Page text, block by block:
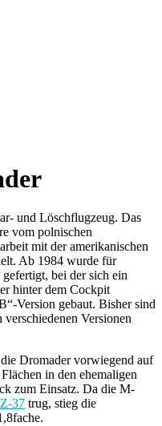
und Löschflugzeug. Das
vom polnischen
mit der amerikanischen
Ab 1984 wurde für
bei der sich ein
hinter dem Cockpit
Version gebaut. Bisher sind
Versionen
Dromader vorwiegend auf
in den ehemaligen
zum Einsatz. Da die M-
37 trug, stieg die